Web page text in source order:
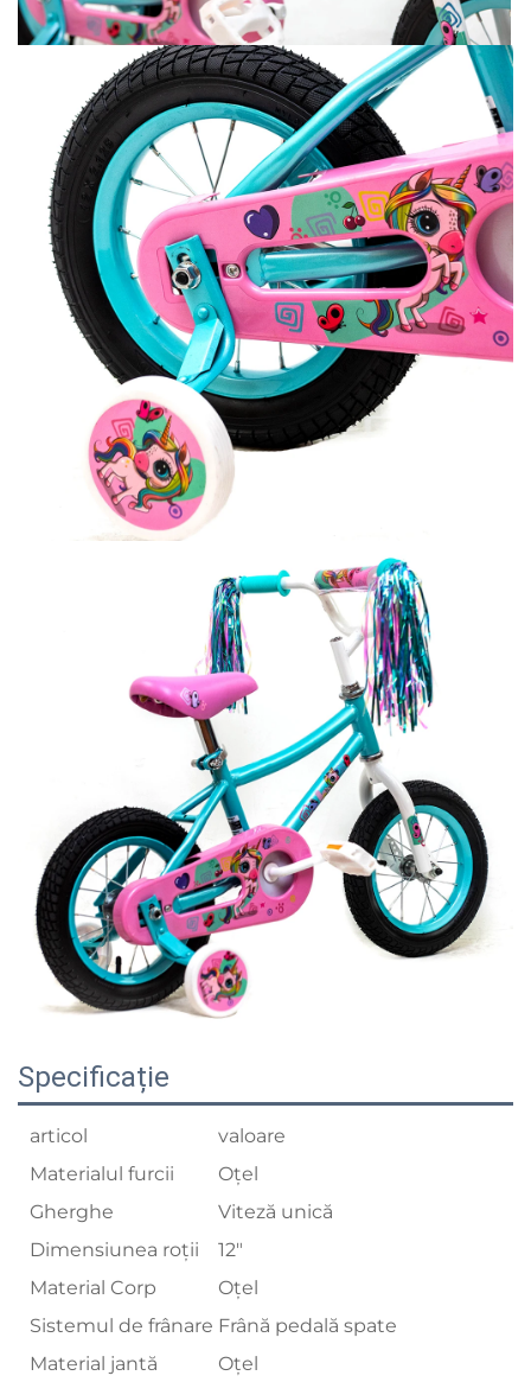
Specificație
articol
valoare
Materialul furcii
Oțel
Gherghe
Viteză unică
Dimensiunea roții
12"
Material Corp
Oțel
Sistemul de frânare Frână pedală spate
Material jantă
Oțel